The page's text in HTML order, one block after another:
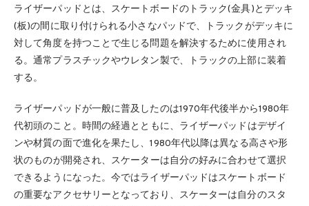
ライザーパッドとは、スケートボードのトラック(金具)とデッキ
(板)の間に取り付けられる小さなパッドで、トラックがデッキに
対して角度を持つことで生じる問題を解決するために使用され
る。通常プラスチックやウレタン製で、トラックの上部に装着
する。
ライザーパッドが一般に普及したのは1970年代後半から1980年
代初頭のこと。時間の経過とともに、ライザーパッドはデザイ
ンや材質の面で進化を果たし、1980年代以降は異なる高さや形
状のものが開発され、スケーターは自分の好みに合わせて選択
できるようになった。今ではライザーパッドはスケートボード
の重要なアクセサリーとなっており、スケーターは自分のスタ